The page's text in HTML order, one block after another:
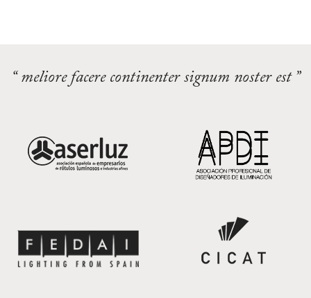
“ meliore facere continenter signum noster est ”